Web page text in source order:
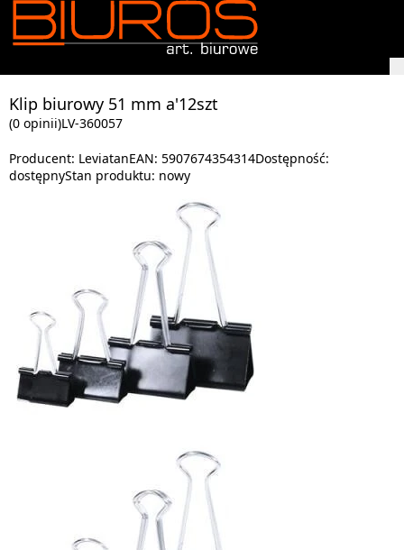
Klip biurowy 51 mm a'12szt
(0 opinii)LV-360057
Producent: LeviatanEAN: 5907674354314Dostępność:
dostępnyStan produktu: nowy